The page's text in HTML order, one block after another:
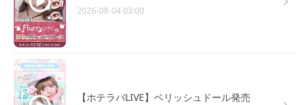
2026-08-04 03:00
【ホテラバLIVE】ベリッシュドール発売